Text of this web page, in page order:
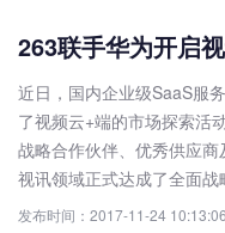
263联手华为开启
近日，国内企业级SaaS服
了视频云+端的市场探索活
战略合作伙伴、优秀供应
视讯领域正式达成了全面战
发布时间：2017-11-24